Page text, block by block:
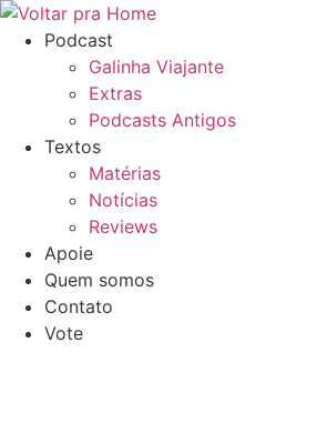
Ir
para
conteúdo
Podcast
Galinha Viajante
Extras
Podcasts Antigos
Textos
Matérias
Notícias
Reviews
Apoie
Quem somos
Contato
Vote